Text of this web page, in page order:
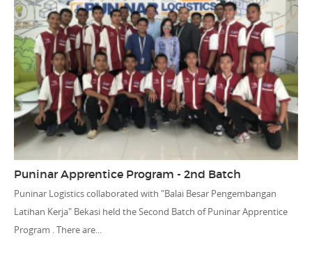
Puninar Apprentice Program - 2nd Batch
Puninar Logistics collaborated with "Balai Besar Pengembangan
Latihan Kerja" Bekasi held the Second Batch of Puninar Apprentice
Program . There are...